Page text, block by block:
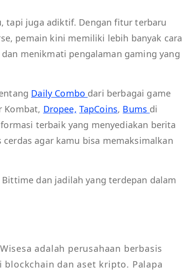
tapi juga adiktif. Dengan fitur terbaru
pemain kini memiliki lebih banyak cara
menikmati pengalaman gaming yang
Daily Combo dari berbagai game
Kombat, Dropee, TapCoins, Bums di
terbaik yang menyediakan berita
agar kamu bisa memaksimalkan
dan jadilah yang terdepan dalam
adalah perusahaan berbasis
dan aset kripto. Palapa